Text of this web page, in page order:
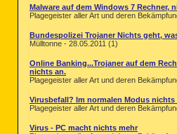
Malware auf dem Windows 7 Rechner,
Plagegeister aller Art und deren
Bundespolizei Trojaner Nichts geht,
Mülltonne - 28.05.2011 (1)
Online Banking...Trojaner auf dem
nichts an.
Plagegeister aller Art und deren
Virusbefall? Im normalen Modus
Plagegeister aller Art und deren
Virus - PC macht nichts mehr